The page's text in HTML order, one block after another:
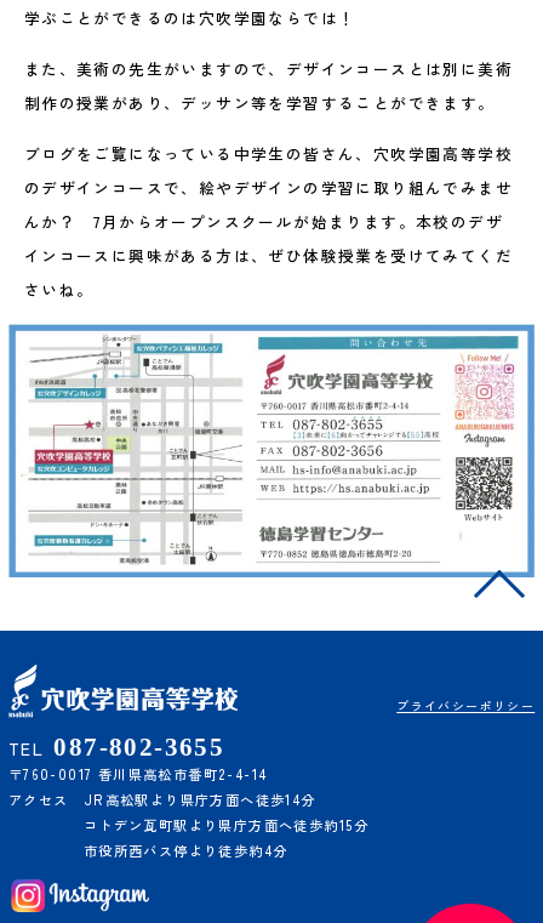
学ぶことができるのは穴吹学園ならでは！
また、美術の先生がいますので、デザインコースとは別に美術
制作の授業があり、デッサン等を学習することができます。
ブログをご覧になっている中学生の皆さん、穴吹学園高等学校
のデザインコースで、絵やデザインの学習に取り組んでみませ
んか？ 7月からオープンスクールが始まります。本校のデザ
インコースに興味がある方は、ぜひ体験授業を受けてみてくだ
さいね。
プライバシーポリシー
TEL087-802-3655
〒760-0017 香川県高松市番町2-4-14
アクセス JR高松駅より県庁方面へ徒歩14分
コトデン瓦町駅より県庁方面へ徒歩約15分
市役所西バス停より徒歩約4分